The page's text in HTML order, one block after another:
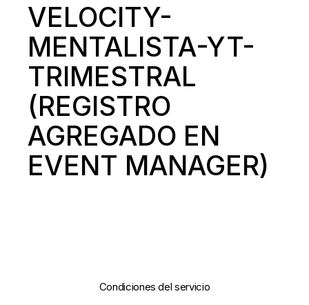
VELOCITY-
MENTALISTA-YT-
TRIMESTRAL
(REGISTRO
AGREGADO EN
EVENT MANAGER)
Condiciones del servicio